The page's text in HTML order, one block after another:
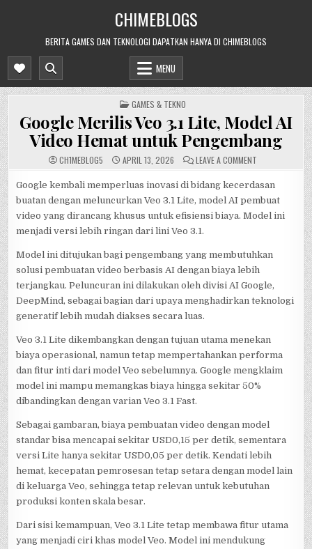
CHIMEBLOGS
BERITA GAMES DAN TEKNOLOGI DAPATKAN HANYA DI CHIMEBLOGS
MENU
POSTED
IN
GAMES & TEKNO
Google Merilis Veo 3.1 Lite, Model AI
Video Hemat untuk Pengembang
CH1MEBL0G5 APRIL 13, 2026 LEAVE A COMMENTON
VEO
LITE,
MODEL
AI
PENGEMBANG
Google kembali memperluas inovasi di bidang kecerdasan
buatan dengan meluncurkan Veo 3.1 Lite, model AI pembuat
video yang dirancang khusus untuk efisiensi biaya. Model ini
menjadi versi lebih ringan dari lini Veo 3.1.
Model ini ditujukan bagi pengembang yang membutuhkan
solusi pembuatan video berbasis AI dengan biaya lebih
terjangkau. Peluncuran ini dilakukan oleh divisi AI Google,
DeepMind, sebagai bagian dari upaya menghadirkan teknologi
generatif lebih mudah diakses secara luas.
Veo 3.1 Lite dikembangkan dengan tujuan utama menekan
biaya operasional, namun tetap mempertahankan performa
dan fitur inti dari model Veo sebelumnya. Google mengklaim
model ini mampu memangkas biaya hingga sekitar 50%
dibandingkan dengan varian Veo 3.1 Fast.
Sebagai gambaran, biaya pembuatan video dengan model
standar bisa mencapai sekitar USD0,15 per detik, sementara
versi Lite hanya sekitar USD0,05 per detik. Kendati lebih
hemat, kecepatan pemrosesan tetap setara dengan model lain
di keluarga Veo, sehingga tetap relevan untuk kebutuhan
produksi konten skala besar.
Dari sisi kemampuan, Veo 3.1 Lite tetap membawa fitur utama
yang menjadi ciri khas model Veo. Model ini mendukung